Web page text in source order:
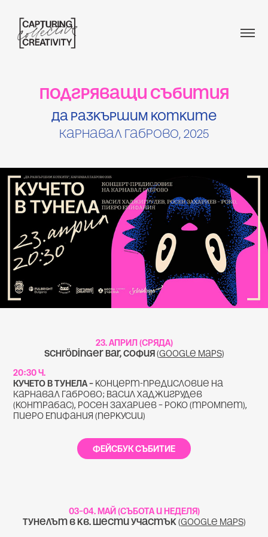
Подгряващи събития
Да разкършим котките
Карнавал Габрово, 2025
23. АПРИЛ (СРЯДА)
Schrödinger Bar, София(Google Maps)
20:30 ч.
КУЧЕТО В ТУНЕЛА – концерт-предисловие на
Карнавал Габрово; Васил Хаджигрудев
(контрабас), Росен Захариев – Роко (тромпет),
Пиеро Епифания (перкусии)
ФЕЙСБУК СЪБИТИЕ
03–04. МАЙ (СЪБОТА и НЕДЕЛЯ)
Тунелът в кв. Шести участък(Google Maps)